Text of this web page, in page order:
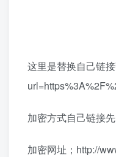
这里是替换自己链
加密方式自己链接
加密网址；http://